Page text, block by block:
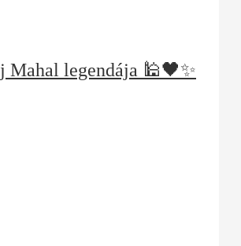
Mahal legendája 🕌🖤✨